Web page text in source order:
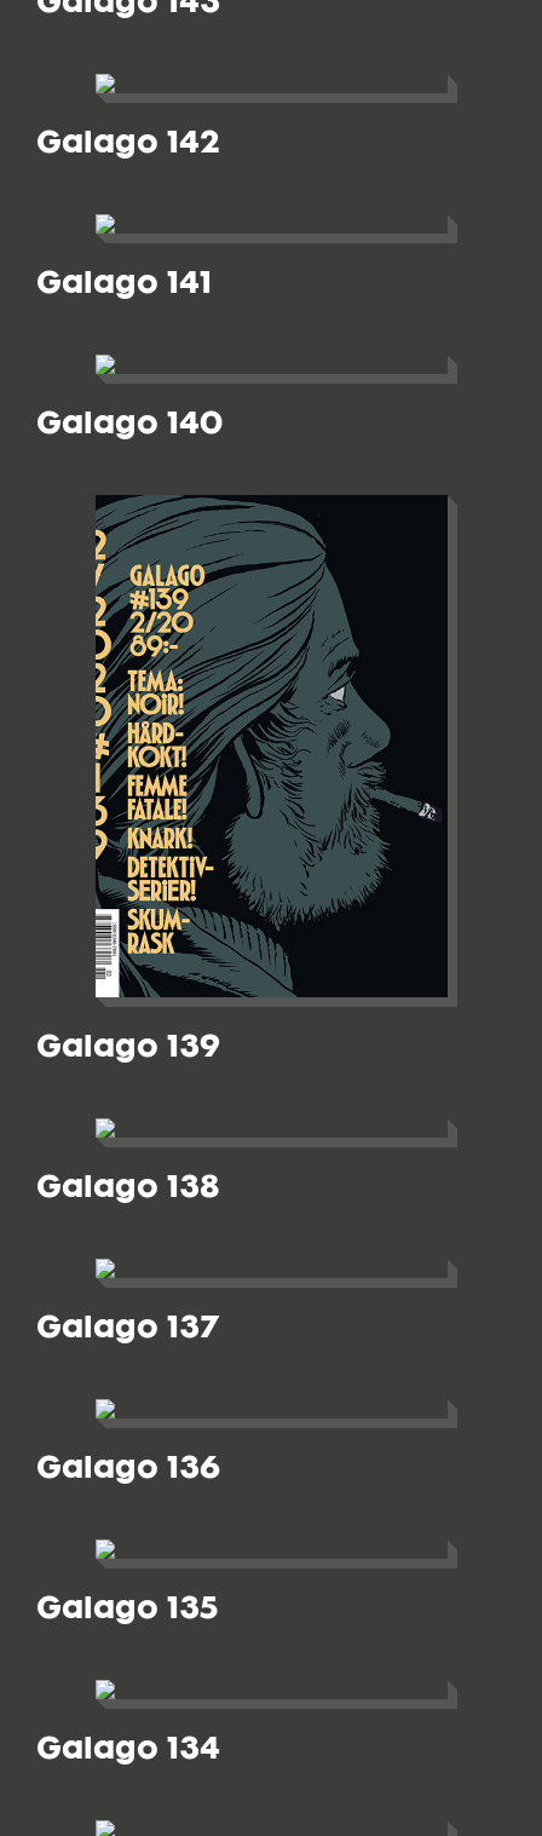
Galago 142
Galago 141
Galago 140
Galago 139
Galago 138
Galago 137
Galago 136
Galago 135
Galago 134